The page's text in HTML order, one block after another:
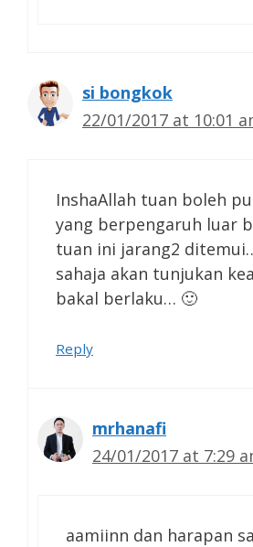
si bongkok
22/01/2017 at 10:01
InshaAllah tuan boleh
yang berpengaruh luar
tuan ini jarang2
sahaja akan tunjukan
bakal berlaku… 🙂
Reply
mrhanafi
24/01/2017 at 7:29
aamiinn dan harapan